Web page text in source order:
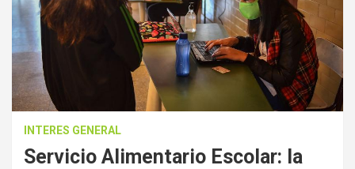
INTERES GENERAL
Servicio Alimentario Escolar: la